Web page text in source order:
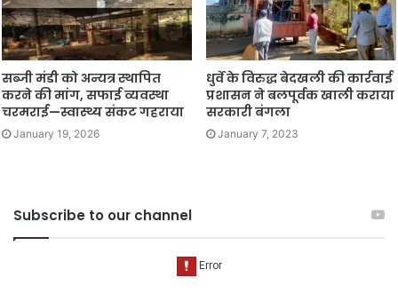
सब्जी मंडी को अन्यत्र स्थापित
करने की मांग, सफाई व्यवस्था
चरमराई—स्वास्थ्य संकट गहराया
January 19, 2026
धुर्वे के विरुद्ध बेदखली की कार्रवाई
प्रशासन ने बलपूर्वक खाली कराया
सरकारी बंगला
January 7, 2023
Subscribe to our channel